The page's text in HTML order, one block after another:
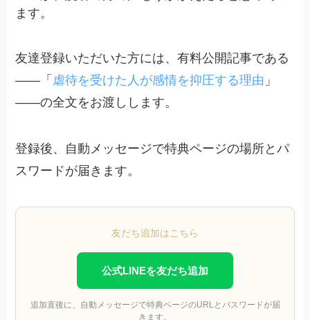
ます。
友達登録いただいた方には、有料公開記事である
――「 虐待を受けた人が感情を抑圧する理由 」
――の全文をお渡しします。
登録後、自動メッセージで特典ページの場所とパ
スワードが届きます。
友だち追加はこちら
公式LINEを友だち追加
追加直後に、自動メッセージで特典ページのURLとパスワードが届
きます。